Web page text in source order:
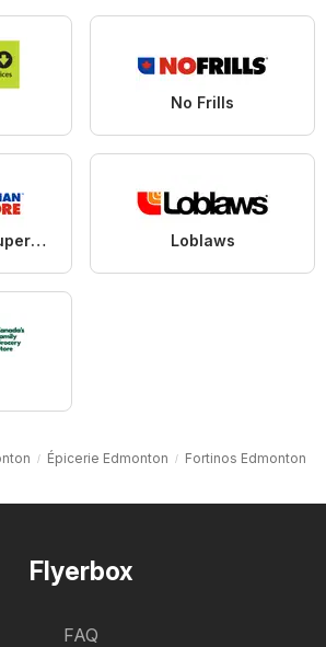
No Frills
Real Canadian Superstore Loblaws
Épicerie Edmonton Fortinos Edmonton
Flyerbox
FAQ